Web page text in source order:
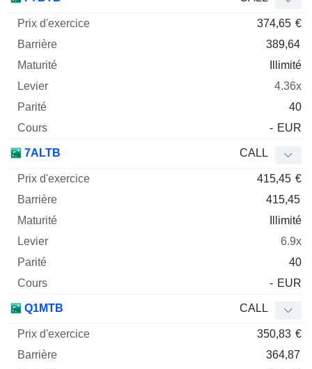
374,65 €
389,64
Illimité
4.36x
40
- EUR
7ALTB CALL
415,45 €
415,45
Illimité
6.9x
40
- EUR
Q1MTB CALL
350,83 €
364,87